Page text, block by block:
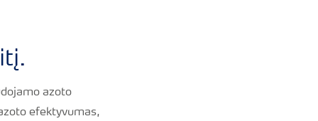
azoto
efektyvumas,